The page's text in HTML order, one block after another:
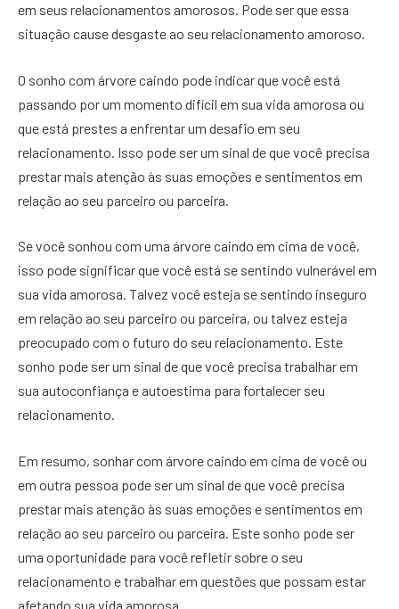
em seus relacionamentos amorosos. Pode ser que essa
situação cause desgaste ao seu relacionamento amoroso.
O sonho com árvore caindo pode indicar que você está
passando por um momento difícil em sua vida amorosa ou
que está prestes a enfrentar um desafio em seu
relacionamento. Isso pode ser um sinal de que você precisa
prestar mais atenção às suas emoções e sentimentos em
relação ao seu parceiro ou parceira.
Se você sonhou com uma árvore caindo em cima de você,
isso pode significar que você está se sentindo vulnerável em
sua vida amorosa. Talvez você esteja se sentindo inseguro
em relação ao seu parceiro ou parceira, ou talvez esteja
preocupado com o futuro do seu relacionamento. Este
sonho pode ser um sinal de que você precisa trabalhar em
sua autoconfiança e autoestima para fortalecer seu
relacionamento.
Em resumo, sonhar com árvore caindo em cima de você ou
em outra pessoa pode ser um sinal de que você precisa
prestar mais atenção às suas emoções e sentimentos em
relação ao seu parceiro ou parceira. Este sonho pode ser
uma oportunidade para você refletir sobre o seu
relacionamento e trabalhar em questões que possam estar
afetando sua vida amorosa.